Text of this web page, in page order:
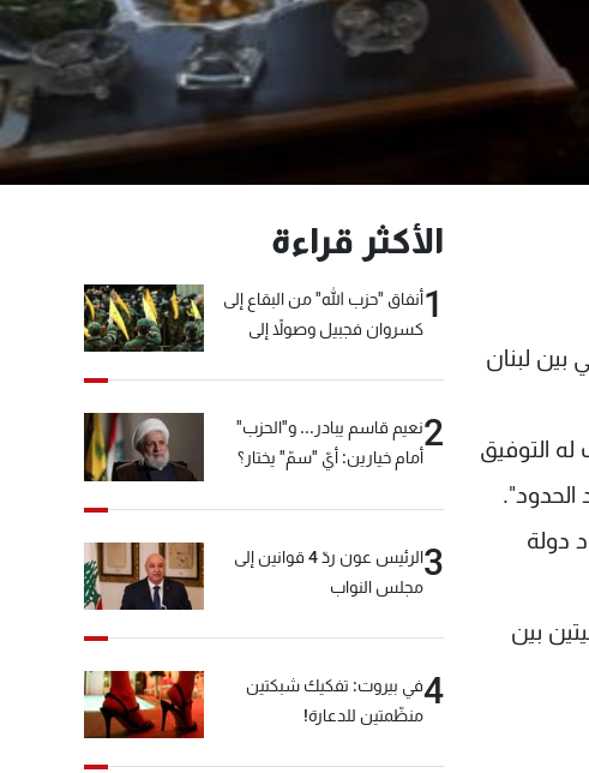
بين لبنان
له التوفيق
الحدود".
دولة
بين
الأكثر قراءة
1أنفاق "حزب الله" من البقاع إلى
كسروان فجبيل وصولاً إلى
2نعيم قاسم يبادر... و"الحزب"
أمام خيارين: أيّ "سمّ" يختار؟
3
الرئيس عون ردّ 4 قوانين إلى
مجلس النواب
4في بيروت: تفكيك شبكتين
منظّمتين للدعارة!